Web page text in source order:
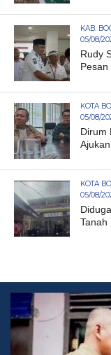
KAB.
05/08/
Rudy
Pesan
KOTA
05/08/
Dirum
KOTA
05/08/
Tanah